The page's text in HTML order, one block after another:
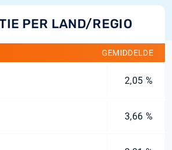
PER LAND/REGIO
GEMIDDELDE
2,05 %
3,66 %